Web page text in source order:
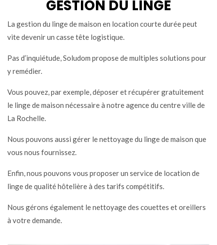
GESTION DU LINGE
La gestion du linge de maison en location courte durée peut
vite devenir un casse tête logistique.
Pas d’inquiétude, Soludom propose de multiples solutions pour
y remédier.
Vous pouvez, par exemple, déposer et récupérer gratuitement
le linge de maison nécessaire à notre agence du centre ville de
La Rochelle.
Nous pouvons aussi gérer le nettoyage du linge de maison que
vous nous fournissez.
Enfin, nous pouvons vous proposer un service de location de
linge de qualité hôtelière à des tarifs compétitifs.
Nous gérons également le nettoyage des couettes et oreillers
à votre demande.